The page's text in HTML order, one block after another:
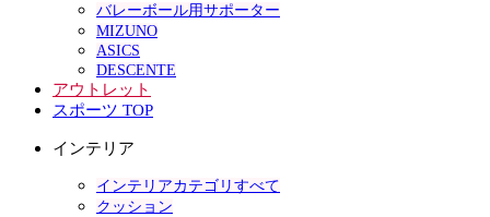
バレーボール用サポーター
MIZUNO
ASICS
DESCENTE
アウトレット
スポーツ TOP
インテリア
インテリアカテゴリすべて
クッション